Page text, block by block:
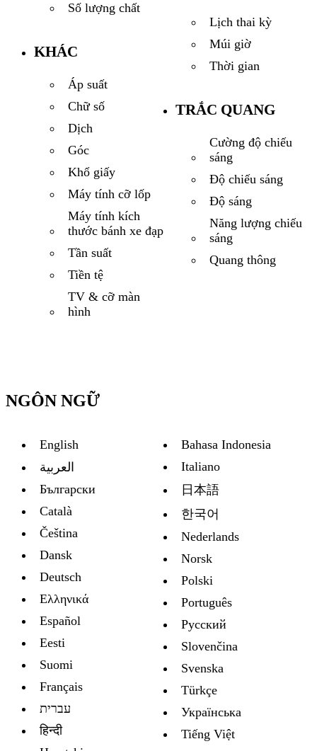
Số lượng chất
KHÁC
Áp suất
Chữ số
Dịch
Góc
Khổ giấy
Máy tính cỡ lốp
Máy tính kích
thước bánh xe đạp
Tần suất
Tiền tệ
TV & cỡ màn
hình
Lịch thai kỳ
Múi giờ
Thời gian
TRẮC QUANG
Cường độ chiếu
sáng
Độ chiếu sáng
Độ sáng
Năng lượng chiếu
sáng
Quang thông
NGÔN NGỮ
English
العربية
Български
Català
Čeština
Dansk
Deutsch
Ελληνικά
Español
Eesti
Suomi
Français
עברית
हिन्दी
Bahasa Indonesia
Italiano
日本語
한국어
Nederlands
Norsk
Polski
Português
Русский
Slovenčina
Svenska
Türkçe
Украïнська
Tiếng Việt